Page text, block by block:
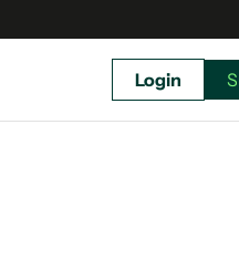
Login